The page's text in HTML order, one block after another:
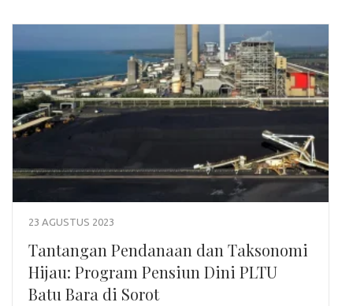
23 AGUSTUS 2023
Tantangan Pendanaan dan Taksonomi
Hijau: Program Pensiun Dini PLTU
Batu Bara di Sorot